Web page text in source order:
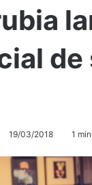
de
19/03/2018 1